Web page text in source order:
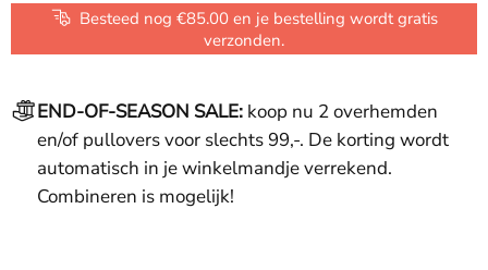
Besteed nog €85.00 en je bestelling wordt gratis
verzonden.
END-OF-SEASON SALE: koop nu 2 overhemden
en/of pullovers voor slechts 99,-. De korting wordt
automatisch in je winkelmandje verrekend.
Combineren is mogelijk!